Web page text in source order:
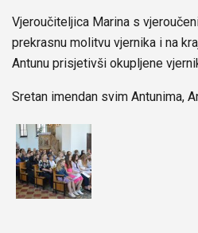
Vjeroučiteljica Marina s
prekrasnu molitvu vjernika i na
Antunu prisjetivši okupljene
Sretan imendan svim Antunima,